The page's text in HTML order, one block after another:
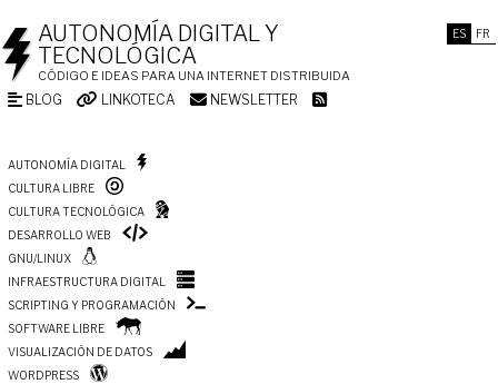
ES FR
AUTONOMÍA DIGITAL Y
TECNOLÓGICA
CÓDIGO E IDEAS PARA UNA INTERNET DISTRIBUIDA
BLOG LINKOTECA NEWSLETTER
AUTONOMÍA DIGITAL
CULTURA LIBRE
CULTURA TECNOLÓGICA
DESARROLLO WEB
GNU/LINUX
INFRAESTRUCTURA DIGITAL
SCRIPTING Y PROGRAMACIÓN
SOFTWARE LIBRE
VISUALIZACIÓN DE DATOS
WORDPRESS